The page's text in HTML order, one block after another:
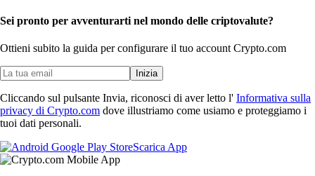
Sei pronto per avventurarti nel mondo delle criptovalute?
Ottieni subito la guida per configurare il tuo account Crypto.com
Inizia
Cliccando sul pulsante Invia, riconosci di aver letto l' Informativa sulla
privacy di Crypto.com dove illustriamo come usiamo e proteggiamo i
tuoi dati personali.
Scarica App